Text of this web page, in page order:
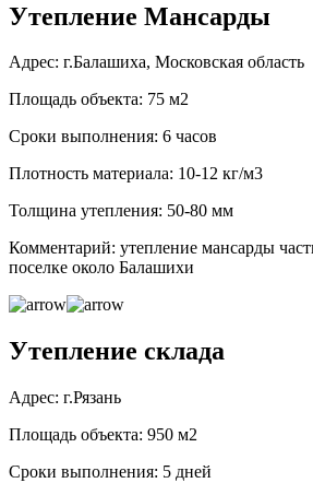
Утепление Мансарды
Адрес: г.Балашиха, Московская область
Площадь объекта: 75 м2
Сроки выполнения: 6 часов
Плотность материала: 10-12 кг/м3
Толщина утепления: 50-80 мм
Комментарий: утепление мансарды
поселке около Балашихи
Утепление склада
Адрес: г.Рязань
Площадь объекта: 950 м2
Сроки выполнения: 5 дней